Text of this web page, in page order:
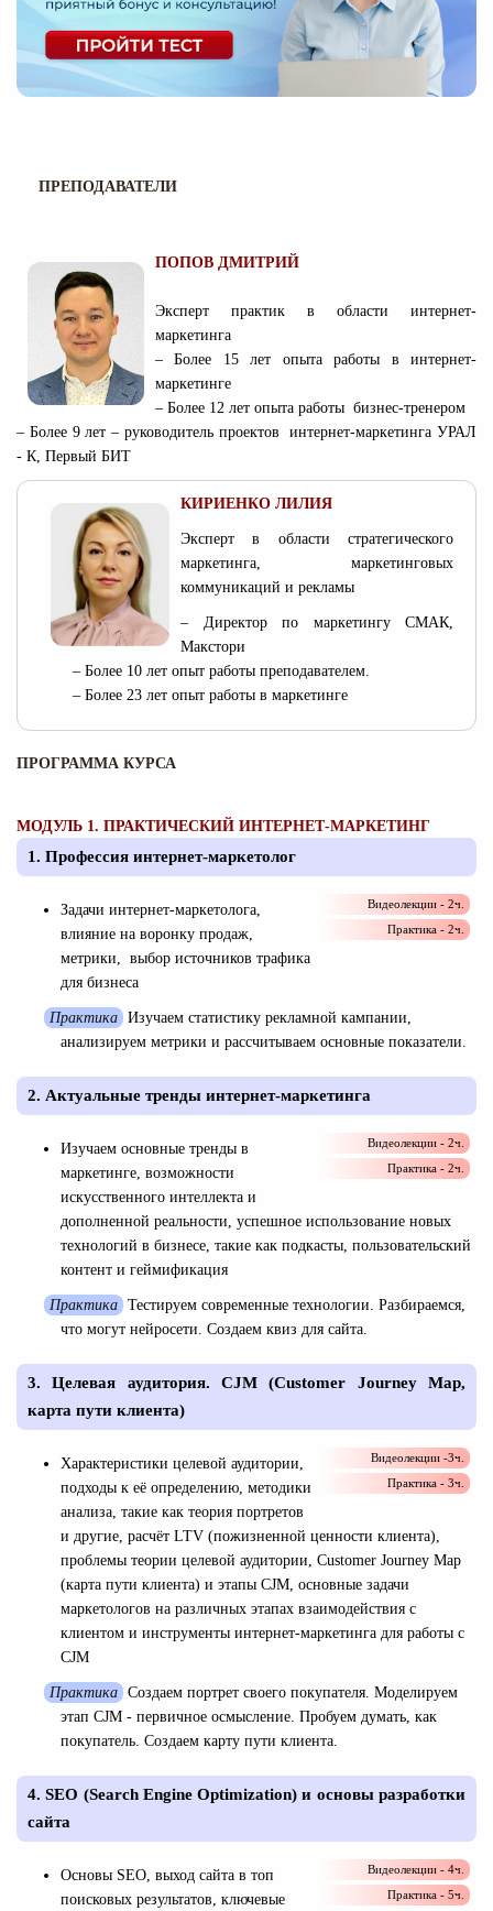
ПРЕПОДАВАТЕЛИ
ПОПОВ ДМИТРИЙ
Эксперт практик в области интернет-
маркетинга
– Более 15 лет опыта работы в интернет-
маркетинге
– Более 12 лет опыта работы бизнес-тренером
– Более 9 лет – руководитель проектов интернет-маркетинга УРАЛ
- К, Первый БИТ
КИРИЕНКО ЛИЛИЯ
Эксперт в области стратегического
маркетинга, маркетинговых
коммуникаций и рекламы
– Директор по маркетингу СМАК,
Макстори
– Более 10 лет опыт работы преподавателем.
– Более 23 лет опыт работы в маркетинге
ПРОГРАММА КУРСА
МОДУЛЬ 1. ПРАКТИЧЕСКИЙ ИНТЕРНЕТ-МАРКЕТИНГ
1. Профессия интернет-маркетолог
Видеолекции - 2ч.
Практика - 2ч.
Задачи интернет-маркетолога,
влияние на воронку продаж,
метрики, выбор источников трафика
для бизнеса
Практика Изучаем статистику рекламной кампании,
анализируем метрики и рассчитываем основные показатели.
2. Актуальные тренды интернет-маркетинга
Видеолекции - 2ч.
Практика - 2ч.
Изучаем основные тренды в
маркетинге, возможности
искусственного интеллекта и
дополненной реальности, успешное использование новых
технологий в бизнесе, такие как подкасты, пользовательский
контент и геймификация
Практика Тестируем современные технологии. Разбираемся,
что могут нейросети. Создаем квиз для сайта.
3. Целевая аудитория. CJM (Customer Journey Map,
карта пути клиента)
Видеолекции -3ч.
Практика - 3ч.
Характеристики целевой аудитории,
подходы к её определению, методики
анализа, такие как теория портретов
и другие, расчёт LTV (пожизненной ценности клиента),
проблемы теории целевой аудитории, Customer Journey Map
(карта пути клиента) и этапы CJM, основные задачи
маркетологов на различных этапах взаимодействия с
клиентом и инструменты интернет-маркетинга для работы с
CJM
Практика Создаем портрет своего покупателя. Моделируем
этап CJM - первичное осмысление. Пробуем думать, как
покупатель. Создаем карту пути клиента.
4. SEO (Search Engine Optimization) и основы разработки
сайта
Видеолекции - 4ч.
Практика - 5ч.
Основы SEO, выход сайта в топ
поисковых результатов, ключевые